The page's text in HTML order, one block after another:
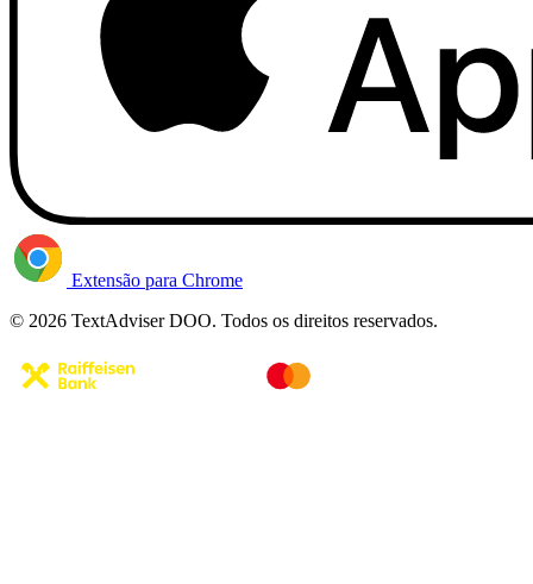
Extensão para Chrome
© 2026 TextAdviser DOO. Todos os direitos reservados.